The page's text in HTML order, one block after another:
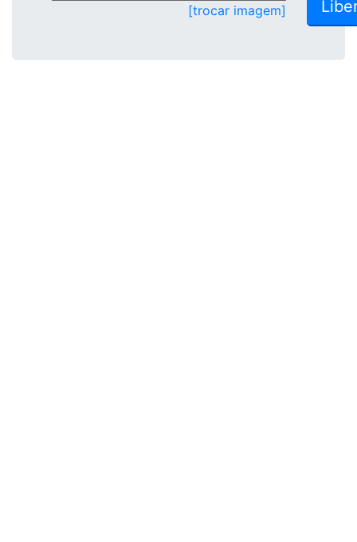
[trocar imagem]